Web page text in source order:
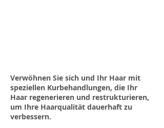
Verwöhnen Sie sich und Ihr Haar mit
speziellen Kurbehandlungen, die Ihr
Haar regenerieren und restrukturieren,
um Ihre Haarqualität dauerhaft zu
verbessern.